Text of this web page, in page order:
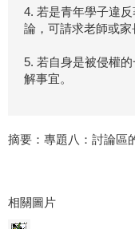
4. 若是青年學子違
論，可請求老師或家
5. 若自身是被侵權
解事宜。
摘要： 專題八：討論區
相關圖片